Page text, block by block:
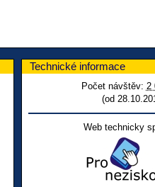
Technické informace
Počet návštěv: 2
(od
Web technicky